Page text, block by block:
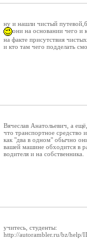
ну и нашли чистый
они на основании чего и
на факте присутствия
и кто там чего подделать
Вячеслав Анатольевич, а
что транспортное средство
как "два в одном" обычно
вашей машине обходится в
водителя и на собственника.
учитесь, студенты:
http://autorambler.ru/bz/help/